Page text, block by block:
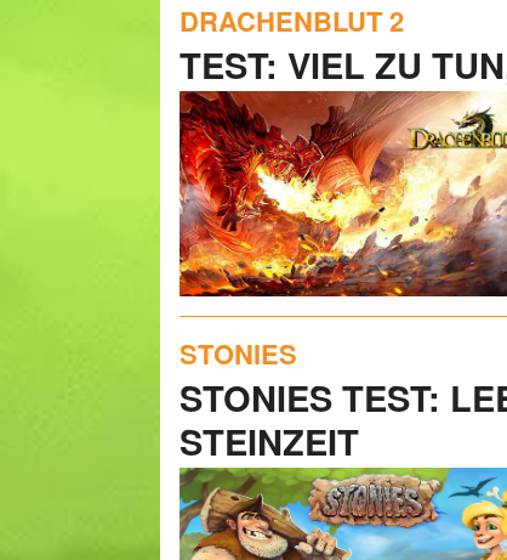
DRACHENBLUT 2
TEST: VIEL ZU
STONIES
STONIES TEST:
STEINZEIT